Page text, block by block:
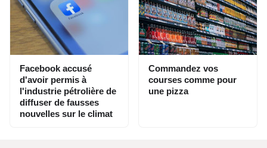
Facebook accusé
d'avoir permis à
l'industrie pétrolière de
diffuser de fausses
nouvelles sur le climat
Commandez vos
courses comme pour
une pizza